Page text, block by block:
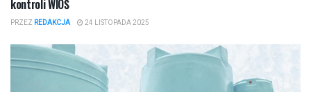
kontroli WIOŚ
PRZEZ REDAKCJA 24 LISTOPADA 2025